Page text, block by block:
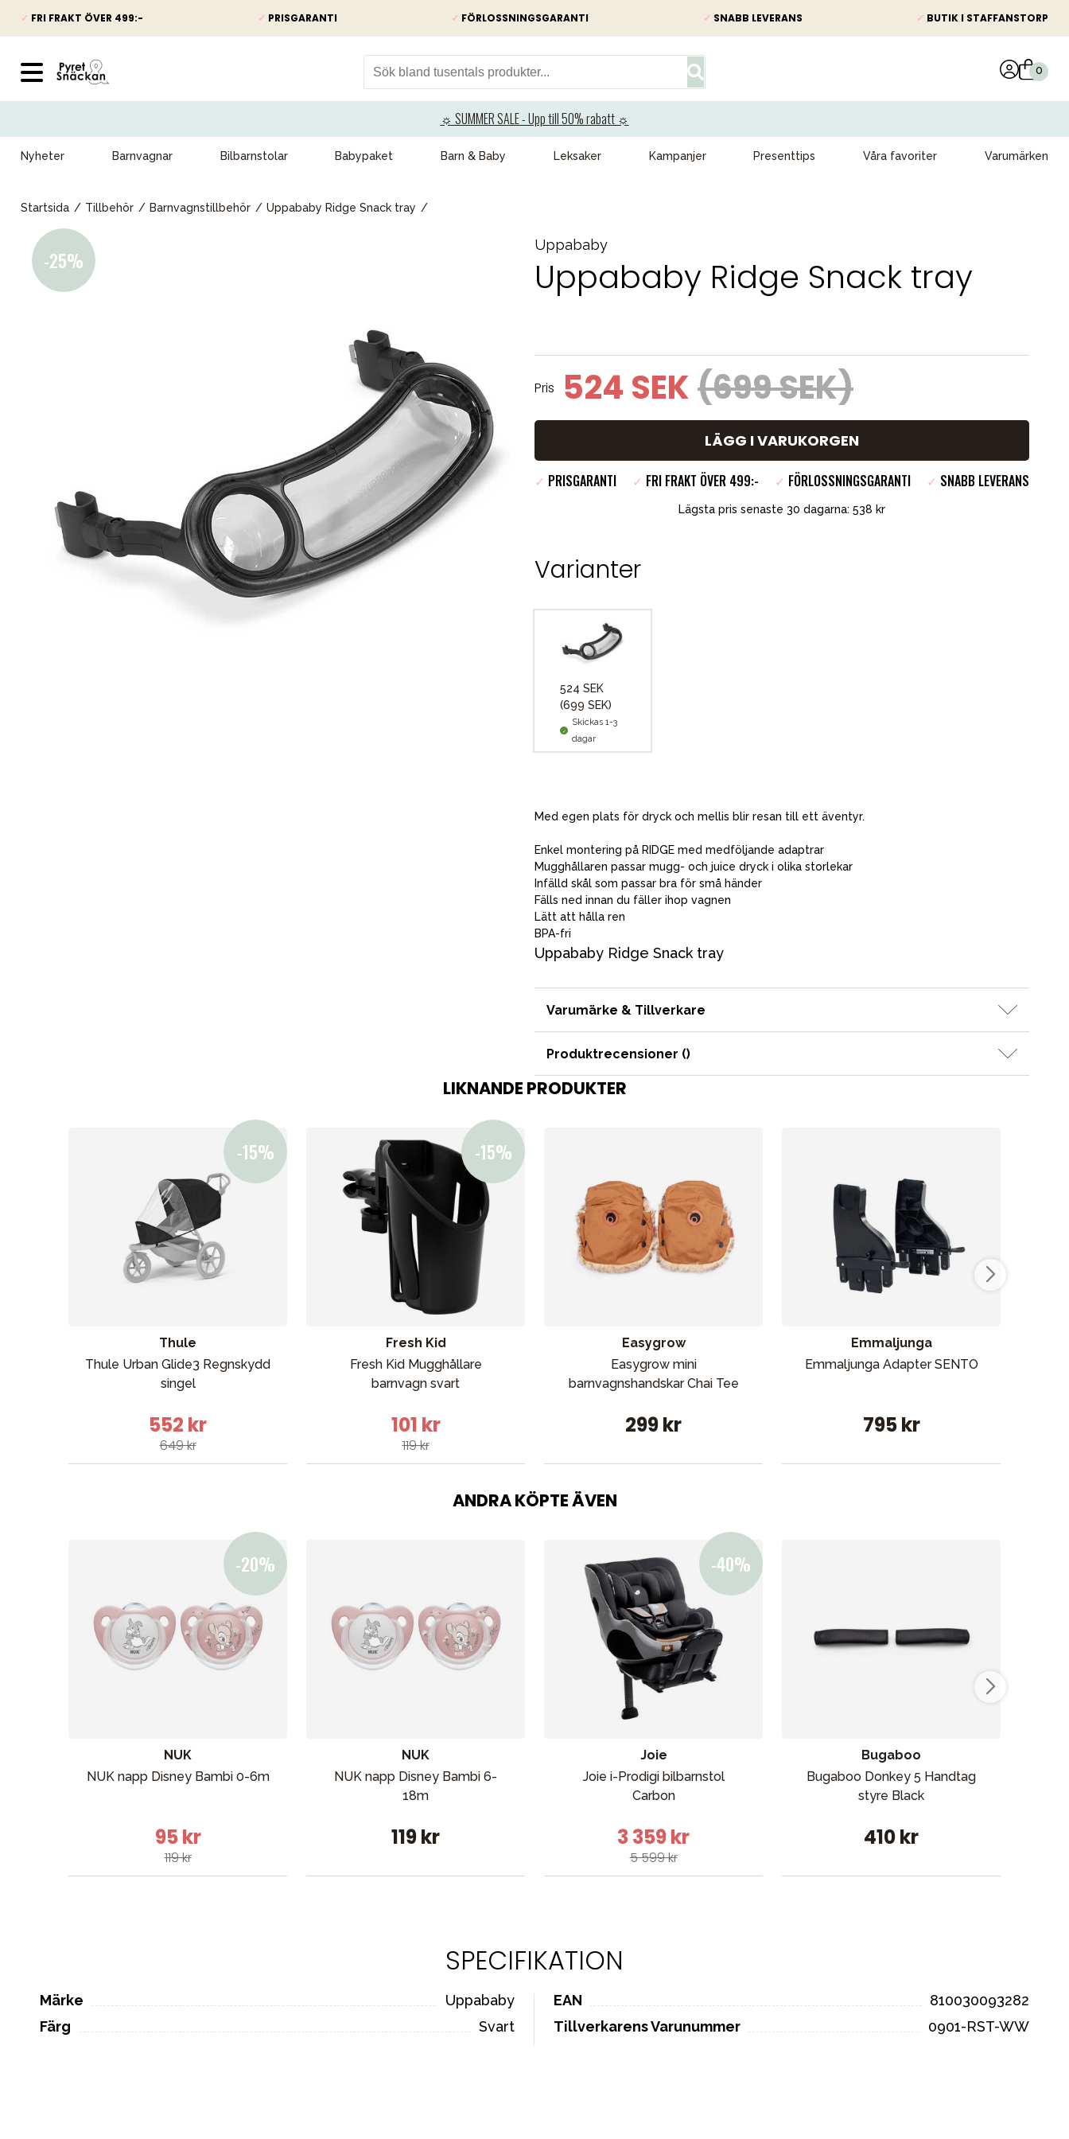
✓ FRI FRAKT ÖVER 499:- ✓ PRISGARANTI ✓ FÖRLOSSNINGSGARANTI ✓ SNABB LEVERANS ✓ BUTIK I STAFFANSTORP
☼ SUMMER SALE - Upp till 50% rabatt ☼
Nyheter Barnvagnar Bilbarnstolar Babypaket Barn & Baby Leksaker Kampanjer Presenttips Våra favoriter Varumärken
Startsida Tillbehör Barnvagnstillbehör Uppababy Ridge Snack tray
Uppababy
Uppababy Ridge Snack tray
Pris 524 SEK(699 SEK)
LÄGG I VARUKORGEN
✓ PRISGARANTI ✓ FRI FRAKT ÖVER 499:- ✓ FÖRLOSSNINGSGARANTI ✓ SNABB LEVERANS
Lägsta pris senaste 30 dagarna: 538 kr
Varianter
524 SEK
(699 SEK)
Skickas 1-3
dagar
Med egen plats för dryck och mellis blir resan till ett äventyr.
Enkel montering på RIDGE med medföljande adaptrar
Mugghållaren passar mugg- och juice dryck i olika storlekar
Infälld skål som passar bra för små händer
Fälls ned innan du fäller ihop vagnen
Lätt att hålla ren
BPA-fri
Uppababy Ridge Snack tray
Varumärke & Tillverkare
Produktrecensioner ()
LIKNANDE PRODUKTER
Thule
Thule Urban Glide3 Regnskydd
singel
552 kr
649 kr
Fresh Kid
Fresh Kid Mugghållare
barnvagn svart
101 kr
119 kr
Easygrow
Easygrow mini
barnvagnshandskar Chai Tee
299 kr
Emmaljunga
Emmaljunga Adapter SENTO
795 kr
ANDRA KÖPTE ÄVEN
NUK
NUK napp Disney Bambi 0-6m
95 kr
119 kr
NUK
NUK napp Disney Bambi 6-
18m
119 kr
Joie
Joie i-Prodigi bilbarnstol
Carbon
3 359 kr
5 599 kr
Bugaboo
Bugaboo Donkey 5 Handtag
styre Black
410 kr
SPECIFIKATION
Märke
Uppababy
Färg
Svart
EAN
810030093282
Tillverkarens Varunummer
0901-RST-WW
VÅRT SORTIMENT
Nyheter
Barnvagnar
Bilbarnstolar
Babypaket
Barn & Baby
Leksaker
Förälder
Möbler & bädd
Tillbehör
Reservdelar
Våra favoriter
Varumärken